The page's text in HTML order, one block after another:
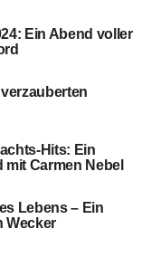
Ein Abend voller
Hits: Ein
Carmen Nebel
Lebens – Ein
Wecker